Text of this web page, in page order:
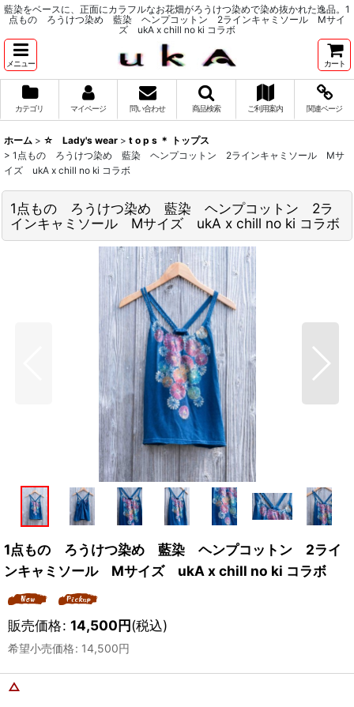
藍染をベースに、正面にカラフルなお花畑がろうけつ染めで染め抜かれた逸品。1
点もの ろうけつ染め 藍染 ヘンプコットン 2ラインキャミソール Mサイ
ズ ukA x chill no ki コラボ
メニュー カート
カテゴリ マイページ 問い合わせ 商品検索 ご利用案内 関連ページ
ホーム > ☆ Lady's wear > t o p s ＊ トップス
> 1点もの ろうけつ染め 藍染 ヘンプコットン 2ラインキャミソール Mサ
イズ ukA x chill no ki コラボ
1点もの ろうけつ染め 藍染 ヘンプコットン 2ラ
インキャミソール Mサイズ ukA x chill no ki コラボ
1点もの ろうけつ染め 藍染 ヘンプコットン 2ライ
ンキャミソール Mサイズ ukA x chill no ki コラボ
販売価格: 14,500円(税込)
希望小売価格: 14,500円
△